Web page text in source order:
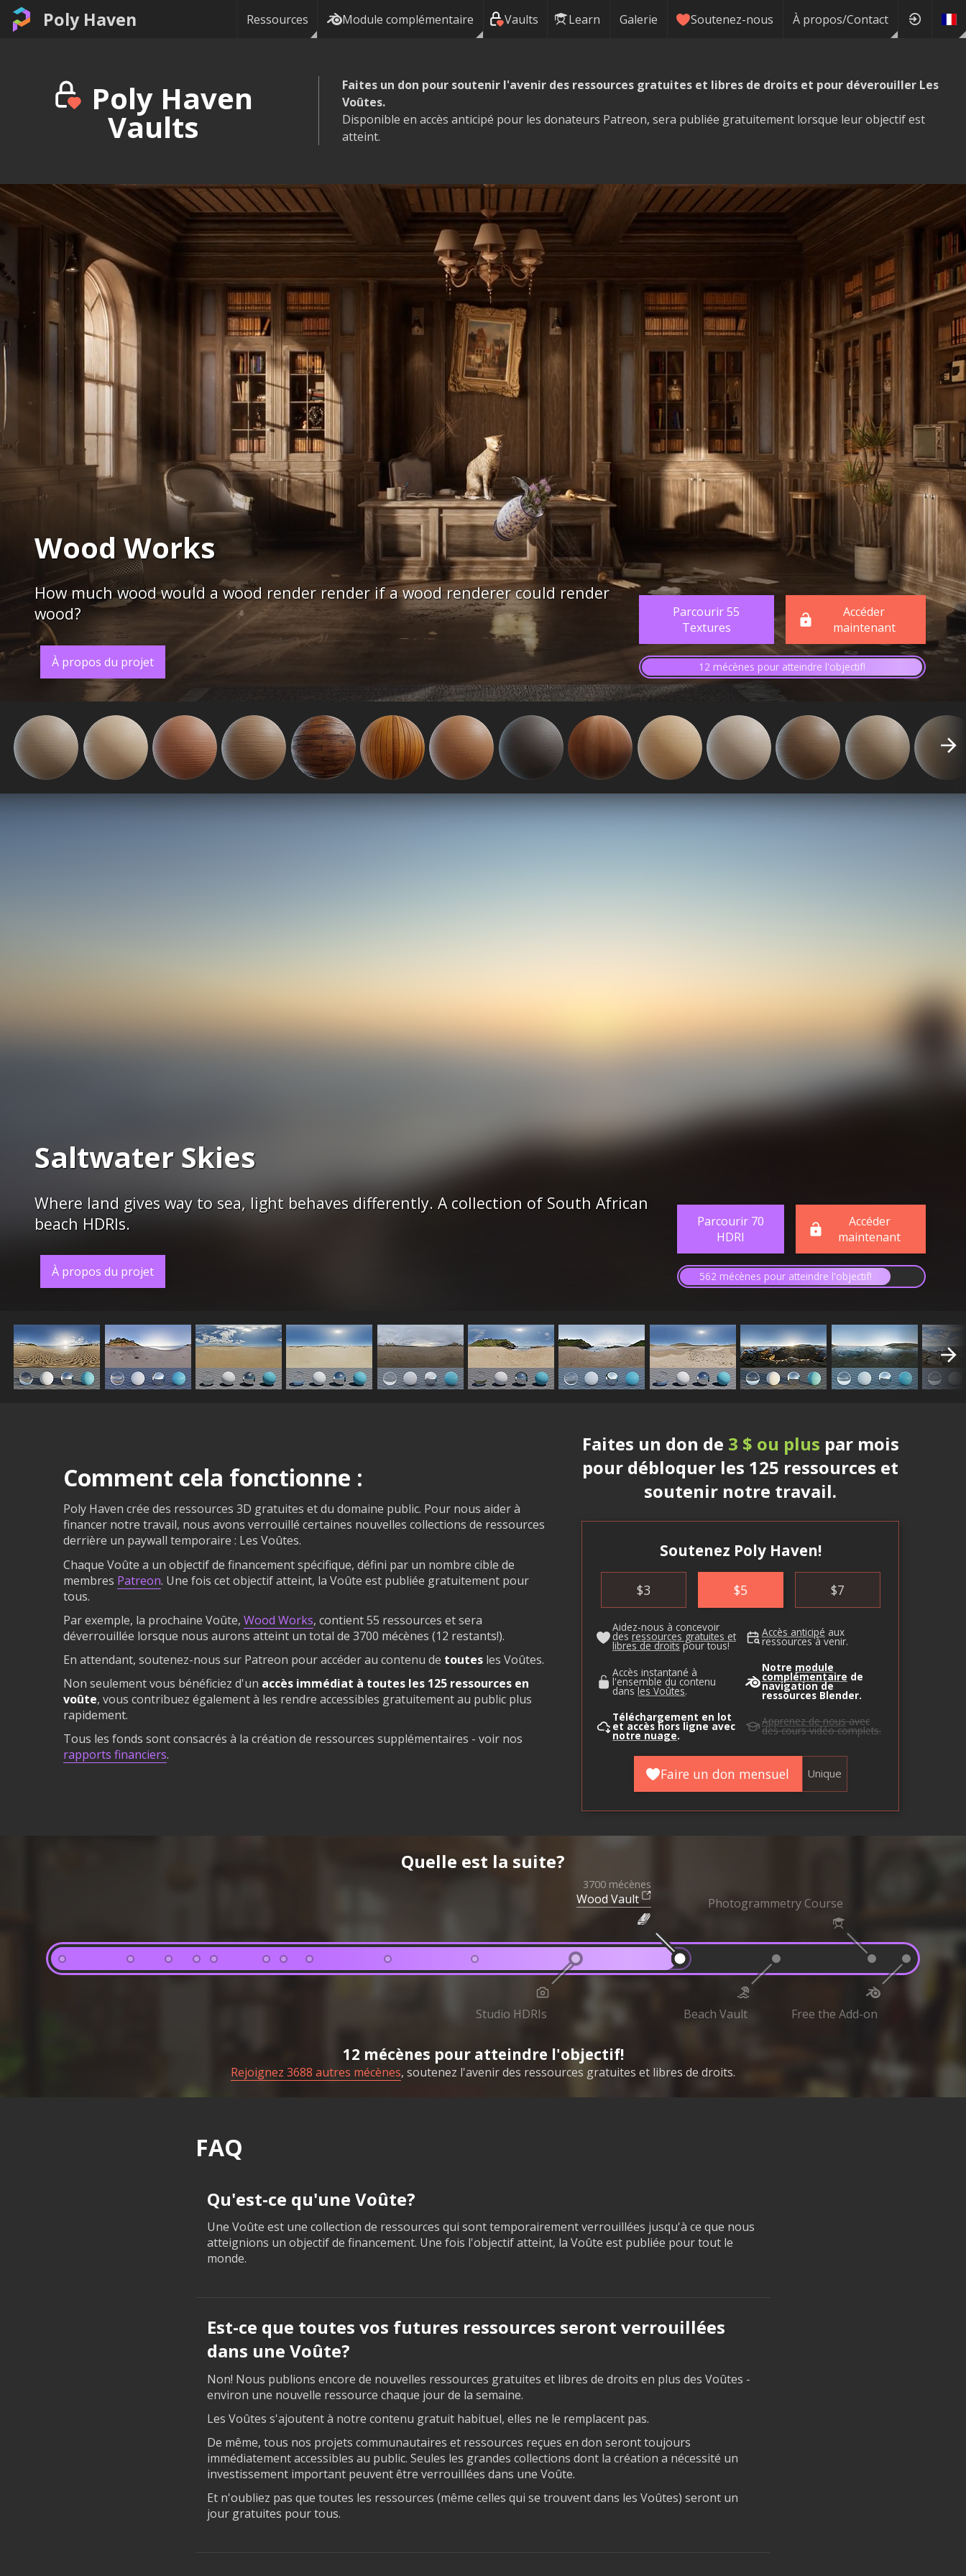
Poly Haven Ressources Module complémentaire Vaults Learn Galerie Soutenez-nous À propos/Contact
Poly Haven
Vaults
Faites un don pour soutenir l'avenir des ressources gratuites et libres de droits et pour déverouiller Les
Voûtes.
Disponible en accès anticipé pour les donateurs Patreon, sera publiée gratuitement lorsque leur objectif est
atteint.
Wood Works
How much wood would a wood render render if a wood renderer could render
wood?
À propos du projet
Parcourir 55
Textures
Accéder
maintenant
12 mécènes pour atteindre l'objectif!
Saltwater Skies
Where land gives way to sea, light behaves differently. A collection of South African
beach HDRIs.
À propos du projet
Parcourir 70
HDRI
Accéder
maintenant
562 mécènes pour atteindre l'objectif!
Comment cela fonctionne :
Poly Haven crée des ressources 3D gratuites et du domaine public. Pour nous aider à
financer notre travail, nous avons verrouillé certaines nouvelles collections de ressources
derrière un paywall temporaire : Les Voûtes.
Chaque Voûte a un objectif de financement spécifique, défini par un nombre cible de
membres Patreon. Une fois cet objectif atteint, la Voûte est publiée gratuitement pour
tous.
Par exemple, la prochaine Voûte, Wood Works, contient 55 ressources et sera
déverrouillée lorsque nous aurons atteint un total de 3700 mécènes (12 restants!).
En attendant, soutenez-nous sur Patreon pour accéder au contenu de toutes les Voûtes.
Non seulement vous bénéficiez d'un accès immédiat à toutes les 125 ressources en
voûte, vous contribuez également à les rendre accessibles gratuitement au public plus
rapidement.
Tous les fonds sont consacrés à la création de ressources supplémentaires - voir nos
rapports financiers.
Faites un don de 3 $ ou plus par mois
pour débloquer les 125 ressources et
soutenir notre travail.
Soutenez Poly Haven!
$3 $5 $7
Aidez-nous à concevoir
desressources gratuites et
libres de droits pour tous!
Accès anticipé aux
ressources à venir.
Accès instantané à
l'ensemble du contenu
dansles Voûtes.
Notre module
complémentaire de
navigation de
ressources Blender.
Téléchargement en lot
et accès hors ligne avec
notre nuage.
Apprenez de nousavec
des cours vidéo complets.
Faire un don mensuel Unique
Quelle est la suite?
Studio HDRIs
Wood Vault
3700 mécènes
Beach Vault
Photogrammetry Course
Free the Add-on
12 mécènes pour atteindre l'objectif!
Rejoignez 3688 autres mécènes, soutenez l'avenir des ressources gratuites et libres de droits.
FAQ
Qu'est-ce qu'une Voûte?
Une Voûte est une collection de ressources qui sont temporairement verrouillées jusqu'à ce que nous
atteignions un objectif de financement. Une fois l'objectif atteint, la Voûte est publiée pour tout le
monde.
Est-ce que toutes vos futures ressources seront verrouillées
dans une Voûte?
Non! Nous publions encore de nouvelles ressources gratuites et libres de droits en plus des Voûtes -
environ une nouvelle ressource chaque jour de la semaine.
Les Voûtes s'ajoutent à notre contenu gratuit habituel, elles ne le remplacent pas.
De même, tous nos projets communautaires et ressources reçues en don seront toujours
immédiatement accessibles au public. Seules les grandes collections dont la création a nécessité un
investissement important peuvent être verrouillées dans une Voûte.
Et n'oubliez pas que toutes les ressources (même celles qui se trouvent dans les Voûtes) seront un
jour gratuites pour tous.